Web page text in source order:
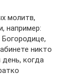
молитв,
например:
никто
когда